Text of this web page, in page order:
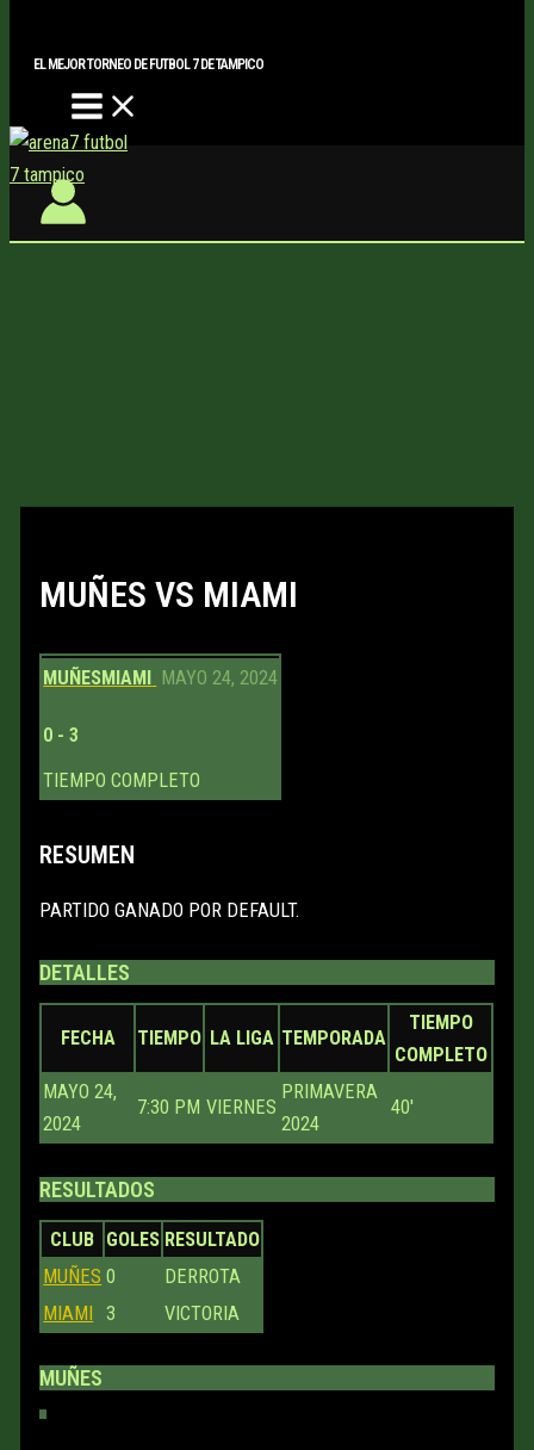
EL MEJOR TORNEO DE FUTBOL 7 DE TAMPICO
MUÑES VS MIAMI
MUÑESMIAMI MAYO 24, 2024
0 -3
TIEMPO COMPLETO
RESUMEN
PARTIDO GANADO POR DEFAULT.
DETALLES
FECHA TIEMPO LA LIGA TEMPORADA
TIEMPO
COMPLETO
MAYO 24,
2024
7:30 PM VIERNES
PRIMAVERA
2024
40'
RESULTADOS
CLUB GOLES RESULTADO
MUÑES 0
DERROTA
MIAMI
3 VICTORIA
MUÑES